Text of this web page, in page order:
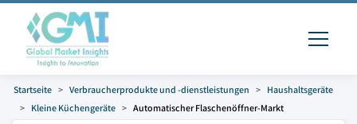
Startseite Verbraucherprodukte und -dienstleistungen
Haushaltsgeräte
Kleine Küchengeräte
Automatischer Flaschenöffner-Markt